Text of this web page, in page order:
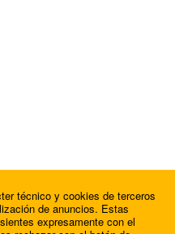
técnico y cookies de terceros
de anuncios. Estas
expresamente con el